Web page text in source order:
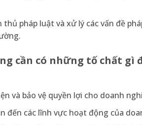
thủ pháp luật và xử lý các vấn đề
cần có những tố chất gì
và bảo vệ quyền lợi cho doanh
đến các lĩnh vực hoạt động của